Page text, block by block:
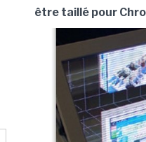
être taillé pour